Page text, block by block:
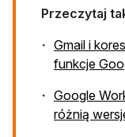
Przeczytaj
Gmail i
funkcje
Google
różnią